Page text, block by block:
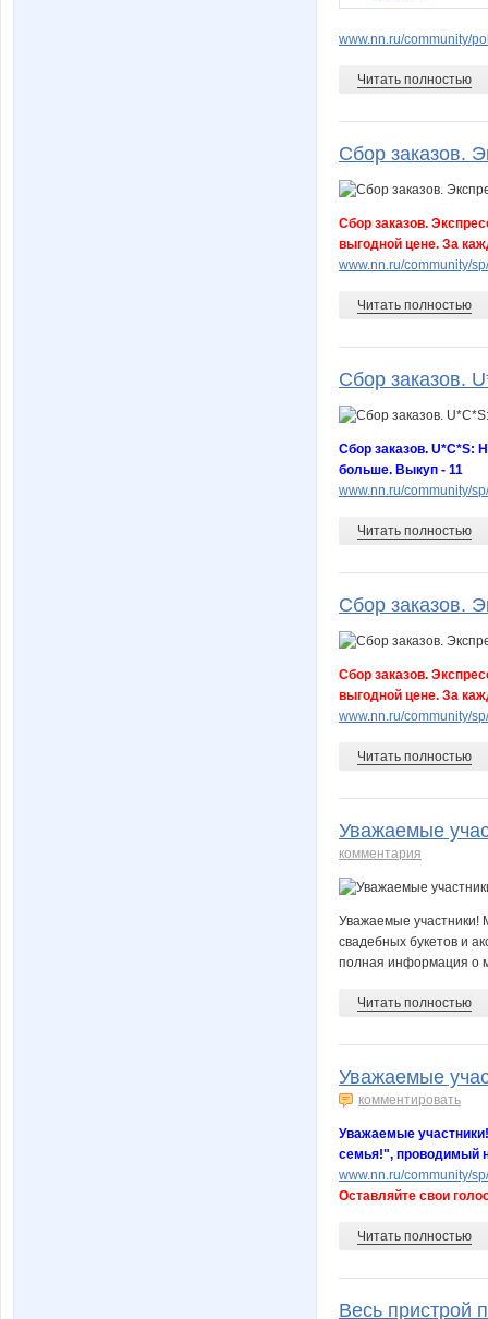
www.nn.ru/community/
Читать полностью
Сбор заказов.
Сбор заказов.
выгодной цене. За
www.nn.ru/community/
Читать полностью
Сбор заказов.
Сбор заказов. U*C*S:
больше. Выкуп - 11
www.nn.ru/community/
Читать полностью
Сбор заказов.
Сбор заказов.
выгодной цене. За
www.nn.ru/community/
Читать полностью
Уважаемые
комментария
Уважаемые участники!
свадебных букетов и
полная информация о
Читать полностью
Уважаемые
комментировать
Уважаемые
семья!", проводимый
www.nn.ru/community/
Оставляйте свои
Читать полностью
Весь пристрой